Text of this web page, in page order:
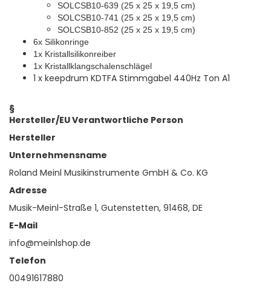
SOLCSB10-639 (25 x 25 x 19,5 cm)
SOLCSB10-741 (25 x 25 x 19,5 cm)
SOLCSB10-852 (25 x 25 x 19,5 cm)
6x Silikonringe
1x Kristallsilikonreiber
1x Kristallklangschalenschlägel
1 x keepdrum KDTFA Stimmgabel 440Hz Ton A1
§
Hersteller/EU Verantwortliche Person
Hersteller
Unternehmensname
Roland Meinl Musikinstrumente GmbH & Co. KG
Adresse
Musik-Meinl-Straße 1, Gutenstetten, 91468, DE
E-Mail
info@meinlshop.de
Telefon
00491617880